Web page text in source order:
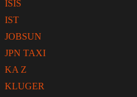
ISIS
IST
JOBSUN
JPN TAXI
KA Z
KLUGER